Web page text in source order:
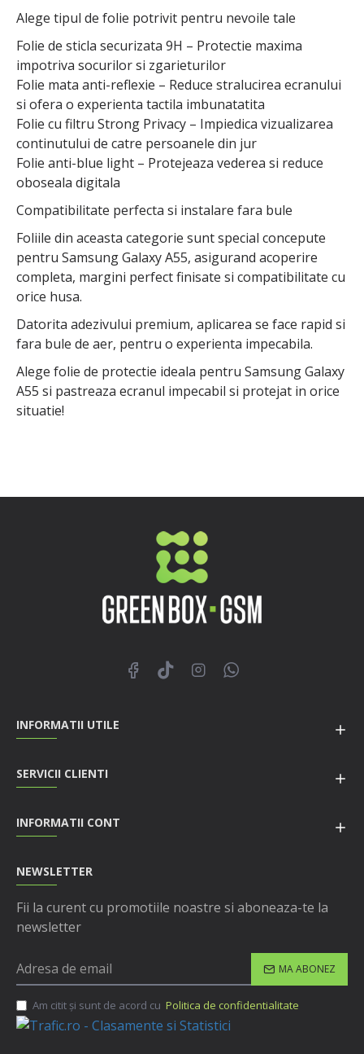
Alege tipul de folie potrivit pentru nevoile tale
Folie de sticla securizata 9H – Protectie maxima
impotriva socurilor si zgarieturilor
Folie mata anti-reflexie – Reduce stralucirea ecranului
si ofera o experienta tactila imbunatatita
Folie cu filtru Strong Privacy – Impiedica vizualizarea
continutului de catre persoanele din jur
Folie anti-blue light – Protejeaza vederea si reduce
oboseala digitala
Compatibilitate perfecta si instalare fara bule
Foliile din aceasta categorie sunt special concepute
pentru Samsung Galaxy A55, asigurand acoperire
completa, margini perfect finisate si compatibilitate cu
orice husa.
Datorita adezivului premium, aplicarea se face rapid si
fara bule de aer, pentru o experienta impecabila.
Alege folie de protectie ideala pentru Samsung Galaxy
A55 si pastreaza ecranul impecabil si protejat in orice
situatie!
INFORMATII UTILE
SERVICII CLIENTI
INFORMATII CONT
NEWSLETTER
Fii la curent cu promotiile noastre si aboneaza-te la
newsletter
MA ABONEZ
Am citit şi sunt de acord cu Politica de confidentialitate